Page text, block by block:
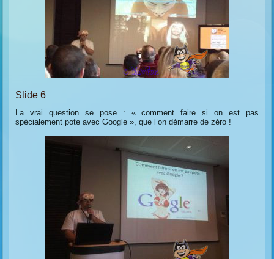
Slide 6
La vrai question se pose : « comment faire si on est pas
spécialement pote avec Google », que l’on démarre de zéro !